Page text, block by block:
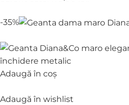
-35%
Adaugă în coș
Adaugă în wishlist